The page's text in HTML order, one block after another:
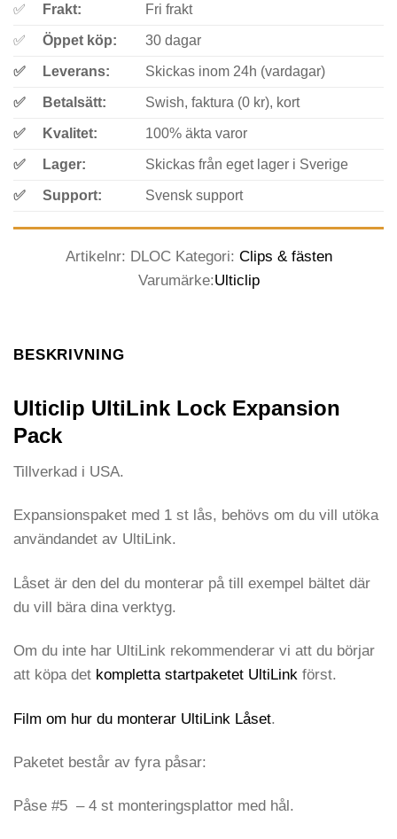
✅ Frakt: Fri frakt
✅ Öppet köp: 30 dagar
✅ Leverans: Skickas inom 24h (vardagar)
✅ Betalsätt: Swish, faktura (0 kr), kort
✅ Kvalitet: 100% äkta varor
✅ Lager: Skickas från eget lager i Sverige
✅ Support: Svensk support
Artikelnr: DLOC Kategori: Clips & fästen
Varumärke:Ulticlip
BESKRIVNING
Ulticlip UltiLink Lock Expansion
Pack
Tillverkad i USA.
Expansionspaket med 1 st lås, behövs om du vill utöka
användandet av UltiLink.
Låset är den del du monterar på till exempel bältet där
du vill bära dina verktyg.
Om du inte har UltiLink rekommenderar vi att du börjar
att köpa det kompletta startpaketet UltiLink först.
Film om hur du monterar UltiLink Låset.
Paketet består av fyra påsar:
Påse #5 – 4 st monteringsplattor med hål.